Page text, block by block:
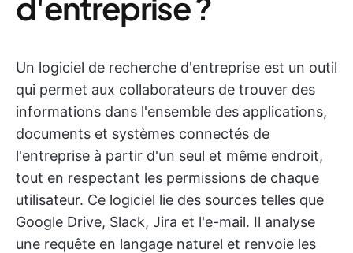
Un logiciel de recherche d'entreprise est un outil
qui permet aux collaborateurs de trouver des
informations dans l'ensemble des applications,
documents et systèmes connectés de
l'entreprise à partir d'un seul et même endroit,
tout en respectant les permissions de chaque
utilisateur. Ce logiciel lie des sources telles que
Google Drive, Slack, Jira et l'e-mail. Il analyse
une requête en langage naturel et renvoie les